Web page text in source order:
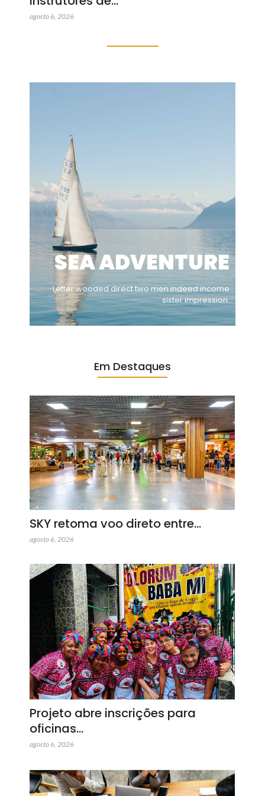
agosto 6, 2026
SEA ADVENTURE
Letter wooded direct two men indeed income
sister impression.
Em Destaques
SKY retoma voo direto entre…
agosto 6, 2026
Projeto abre inscrições para
oficinas…
agosto 6, 2026